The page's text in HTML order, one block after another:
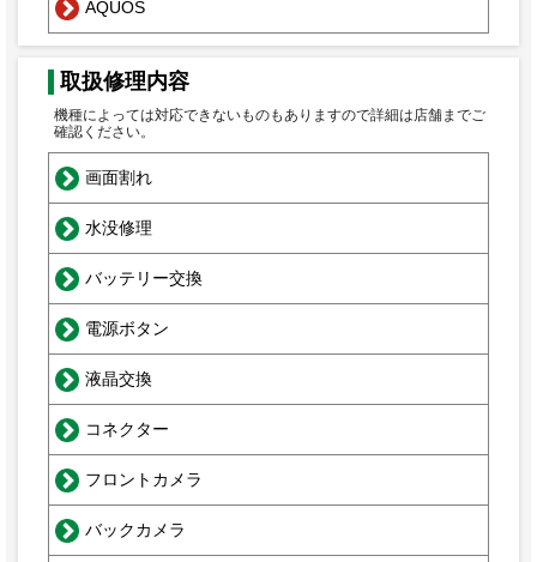
AQUOS
取扱修理内容
機種によっては対応できないものもありますので詳細は店舗までご
確認ください。
画面割れ
水没修理
バッテリー交換
電源ボタン
液晶交換
コネクター
フロントカメラ
バックカメラ